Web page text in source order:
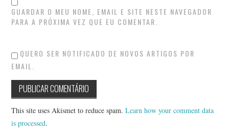
GUARDAR O MEU NOME, EMAIL E SITE NESTE NAVEGADOR
PARA A PRÓXIMA VEZ QUE EU COMENTAR.
QUERO SER NOTIFICADO DE NOVOS ARTIGOS POR
EMAIL.
This site uses Akismet to reduce spam.Learn how your comment data
is processed.